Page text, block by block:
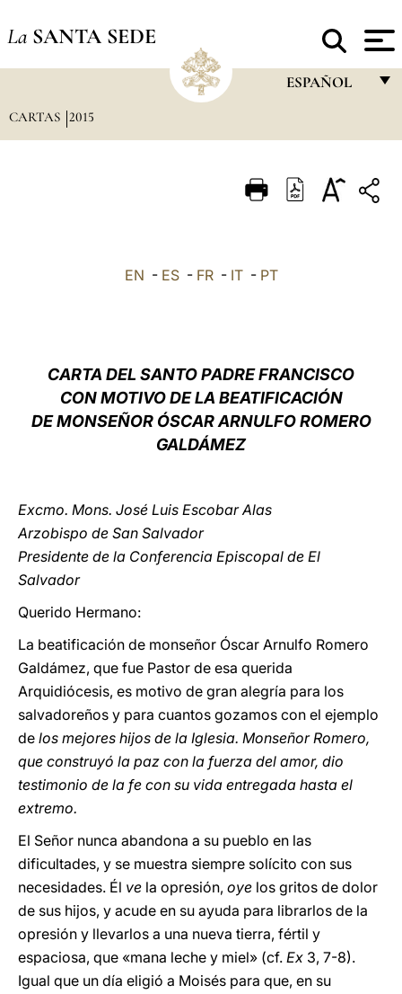
La SANTA SEDE
ESPAÑOL
ITALIANO
中文
LATINE
CARTAS 2015
EN - ES- FR- IT- PT
CARTA DEL SANTO PADRE FRANCISCO
CON MOTIVO DE LA BEATIFICACIÓN
DE MONSEÑOR ÓSCAR ARNULFO ROMERO
GALDÁMEZ
Excmo. Mons. José Luis Escobar Alas
Arzobispo de San Salvador
Presidente de la Conferencia Episcopal de El
Salvador
Querido Hermano:
La beatificación de monseñor Óscar Arnulfo Romero
Galdámez, que fue Pastor de esa querida
Arquidiócesis, es motivo de gran alegría para los
salvadoreños y para cuantos gozamos con el ejemplo
de los mejores hijos de la Iglesia. Monseñor Romero,
que construyó la paz con la fuerza del amor, dio
testimonio de la fe con su vida entregada hasta el
extremo.
El Señor nunca abandona a su pueblo en las
dificultades, y se muestra siempre solícito con sus
necesidades. Él ve la opresión, oye los gritos de dolor
de sus hijos, y acude en su ayuda para librarlos de la
opresión y llevarlos a una nueva tierra, fértil y
espaciosa, que «mana leche y miel» (cf. Ex 3, 7-8).
Igual que un día eligió a Moisés para que, en su